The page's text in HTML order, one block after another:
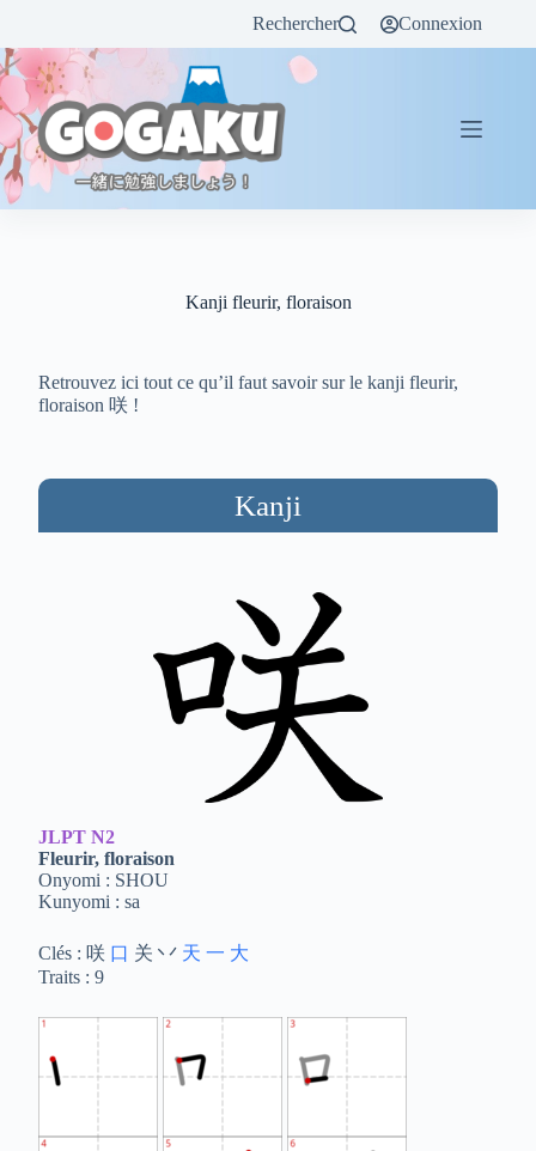
Rechercher Connexion
Kanji fleurir, floraison
Retrouvez ici tout ce qu’il faut savoir sur le kanji fleurir,
floraison 咲 !
Kanji
JLPT N2
Fleurir, floraison
Onyomi : SHOU
Kunyomi : sa
Clés : 咲 口 关 丷 天 一 大
Traits : 9